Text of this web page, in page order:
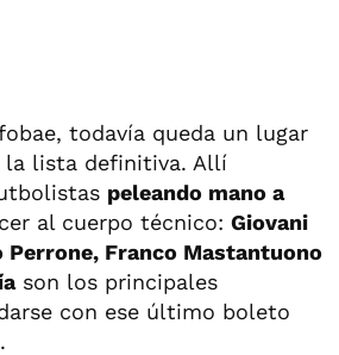
todavía queda un lugar
la lista definitiva. Allí
peleando mano a
al cuerpo técnico: Giovani
Perrone, Franco Mastantuono
son los principales
con ese último boleto